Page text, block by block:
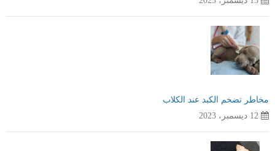
مخاطر تضخم الكبد عند الكلاب
12 ديسمبر، 2023